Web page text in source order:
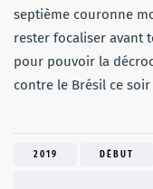
septième couronne
rester focaliser avant
pour pouvoir la
contre le Brésil ce soir
2019 DÉBUT